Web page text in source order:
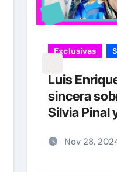
Exclusivas
Luis
sincera
Silvia Pinal
Nov 28,